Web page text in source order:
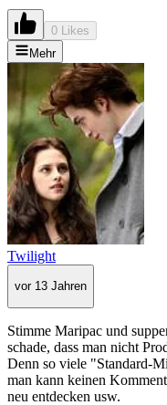
0 Likes
Mehr
Twilight
vor 13 Jahren
Stimme Maripac und
schade, dass man nicht
Denn so viele "Standard-
man kann keinen
neu entdecken usw.